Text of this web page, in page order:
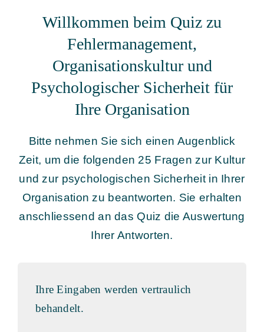
Willkommen beim Quiz zu
Fehlermanagement,
Organisationskultur und
Psychologischer Sicherheit für
Ihre Organisation
Bitte nehmen Sie sich einen Augenblick
Zeit, um die folgenden 25 Fragen zur Kultur
und zur psychologischen Sicherheit in Ihrer
Organisation zu beantworten. Sie erhalten
anschliessend an das Quiz die Auswertung
Ihrer Antworten.
Ihre Eingaben werden vertraulich
behandelt.